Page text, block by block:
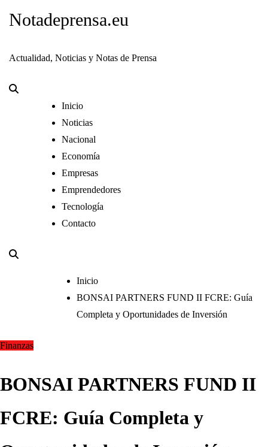
Notadeprensa.eu
Actualidad, Noticias y Notas de Prensa
Inicio
Noticias
Nacional
Economía
Empresas
Emprendedores
Tecnología
Contacto
Inicio
BONSAI PARTNERS FUND II FCRE: Guía
Completa y Oportunidades de Inversión
Finanzas
BONSAI PARTNERS FUND II
FCRE: Guía Completa y